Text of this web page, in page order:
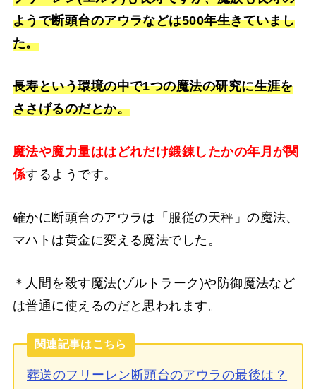
ようで断頭台のアウラなどは500年生きていまし
た。
長寿という環境の中で1つの魔法の研究に生涯を
ささげるのだとか。
魔法や魔力量ははどれだけ鍛錬したかの年月が関
係するようです。
確かに断頭台のアウラは「服従の天秤」の魔法、
マハトは黄金に変える魔法でした。
＊人間を殺す魔法(ゾルトラーク)や防御魔法など
は普通に使えるのだと思われます。
関連記事はこちら
葬送のフリーレン断頭台のアウラの最後は？